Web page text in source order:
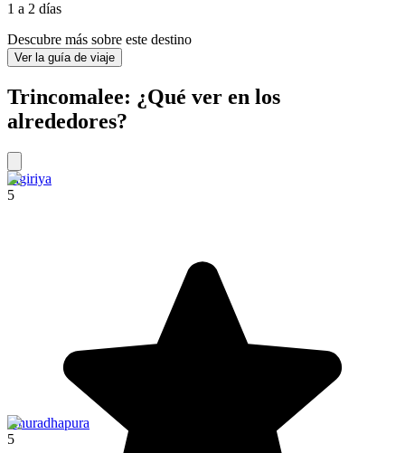
1 a 2 días
Descubre más sobre este destino
Ver la guía de viaje
Trincomalee: ¿Qué ver en los
alrededores?
Sigiriya
5
Anuradhapura
5